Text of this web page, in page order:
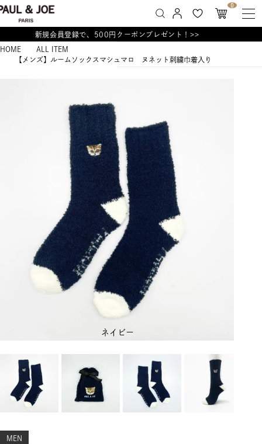
0
新規会員登録で、500円クーポンプレゼント！>>
HOME
ALL ITEM
【メンズ】ルームソックスマシュマロ ヌネット刺繍巾着入り
ネイビー
MEN